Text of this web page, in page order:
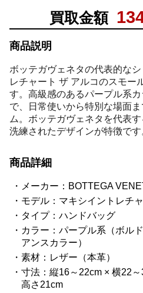
買取金額
商品説明
ボッテガヴェネタの代表的な
レチャート ザ アルコのスモー
す。高級感のあるパープル系
で、日常使いから特別な場面
ム。ボッテガヴェネタを代表
洗練されたデザインが特徴です
商品詳細
メーカー：BOTTEGA
モデル：マキシイントレチ
タイプ：ハンドバッグ
カラー：パープル系（ボル
アンスカラー）
素材：レザー（本革）
寸法：縦16～22cm × 横22
高さ21cm